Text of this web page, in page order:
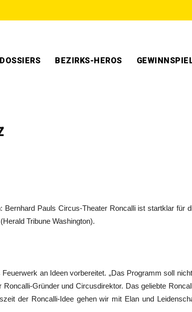
BEZIRKS-HEROS
Pauls Circus-Theater Roncalli ist startklar für
(Herald Tribune Washington).
an Ideen vorbereitet. „Das Programm soll
Gründer und Circusdirektor. Das geliebte
der Roncalli-Idee gehen wir mit Elan und